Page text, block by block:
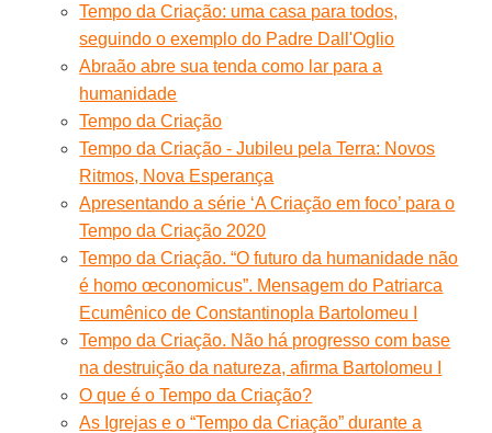
Tempo da Criação: uma casa para todos,
seguindo o exemplo do Padre Dall'Oglio
Abraão abre sua tenda como lar para a
humanidade
Tempo da Criação
Tempo da Criação - Jubileu pela Terra: Novos
Ritmos, Nova Esperança
Apresentando a série ‘A Criação em foco’ para o
Tempo da Criação 2020
Tempo da Criação. “O futuro da humanidade não
é homo œconomicus”. Mensagem do Patriarca
Ecumênico de Constantinopla Bartolomeu I
Tempo da Criação. Não há progresso com base
na destruição da natureza, afirma Bartolomeu I
O que é o Tempo da Criação?
As Igrejas e o “Tempo da Criação” durante a